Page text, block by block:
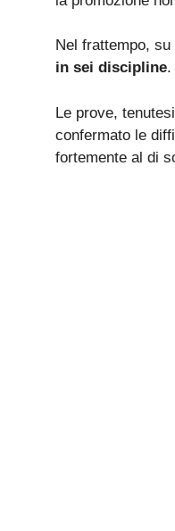
Nel frattempo, su
in sei discipline.
Le prove,
confermato le
fortemente al di